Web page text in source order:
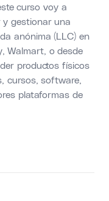
curso voy a
gestionar una
anónima (LLC) en
Walmart, o desde
productos físicos
cursos, software,
plataformas de